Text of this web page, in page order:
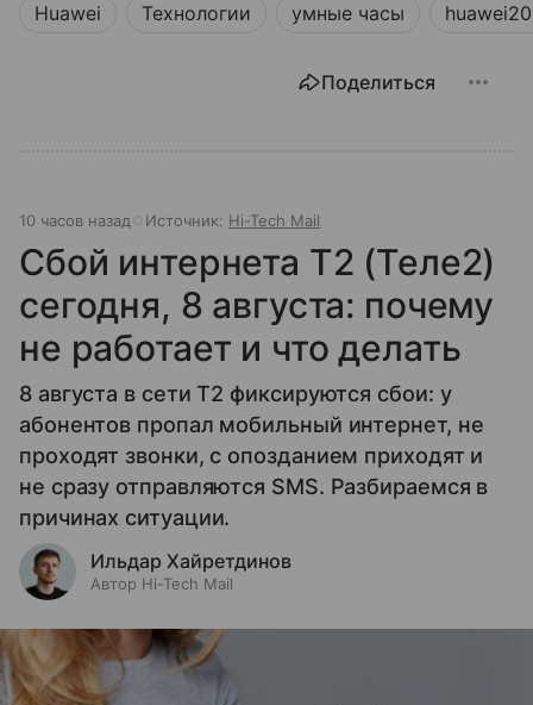
Huawei Технологии умные часы
Поделиться
10 часов назад Источник: Hi-Tech Mail
Сбой интернета T2 (Теле2)
сегодня, 8 августа: почему
не работает и что делать
8 августа в сети T2 фиксируются сбои: у
абонентов пропал мобильный интернет, не
проходят звонки, с опозданием приходят и
не сразу отправляются SMS. Разбираемся в
причинах ситуации.
Ильдар Хайретдинов
Автор Hi-Tech Mail